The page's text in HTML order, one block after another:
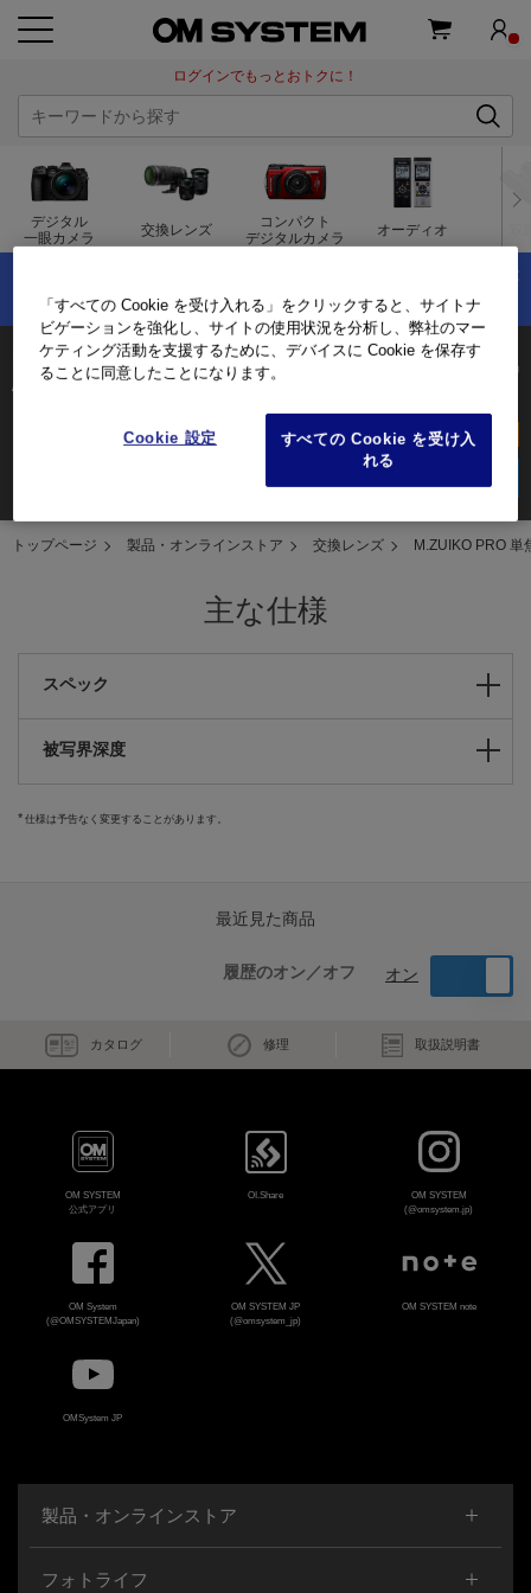
ログインでもっとおトクに！
デジタル
一眼カメラ
交換レンズ
コンパクト
デジタルカメラ
オーディオ
×
夏のキャッシュバックキャンペーン実施中！
M.ZUIKO DIGITAL ED 8mm F1.8 Fisheye PRO
/16mm相当（35mm判換算）
オンラインストア限定 3年保証付き
トップページ 製品・オンラインストア 交換レンズ M.ZUIKO PRO 単
主な仕様
スペック
被写界深度
仕様は予告なく変更することがあります。
最近見た商品
履歴のオン／オフ オン
カタログ 修理 取扱説明書
OM SYSTEM
公式アプリ
OI.Share
OM SYSTEM
(@omsystem.jp)
OM System
(@OMSYSTEMJapan)
OM SYSTEM JP
(@omsystem_jp)
OM SYSTEM note
OMSystem JP
製品・オンラインストア
フォトライフ
「すべての Cookie を受け入れる」をクリックすると、サイトナ
ビゲーションを強化し、サイトの使用状況を分析し、弊社のマー
ケティング活動を支援するために、デバイスに Cookie を保存す
ることに同意したことになります。
Cookie 設定
すべての Cookie を受け入
れる